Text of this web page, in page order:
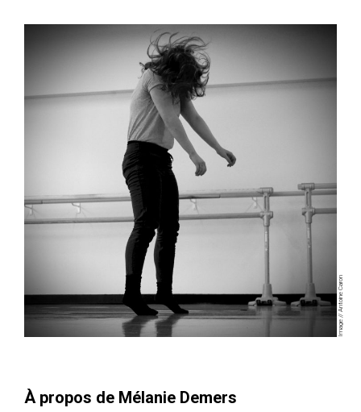
Image // Antoine Caron
À propos de Mélanie Demers